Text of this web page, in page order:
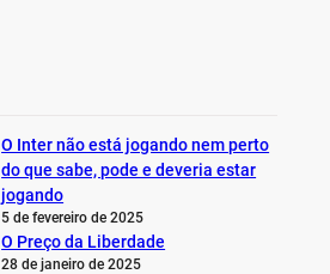
O Inter não está jogando nem perto
do que sabe, pode e deveria estar
jogando
5 de fevereiro de 2025
O Preço da Liberdade
28 de janeiro de 2025